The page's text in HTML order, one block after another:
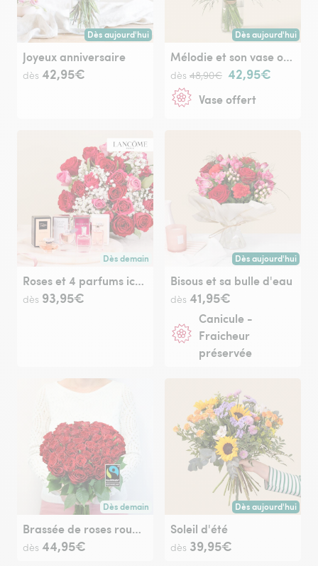
Dès aujourd'hui
Livraison dès aujourd'hui (pour toute commande passée
Joyeux anniversaire
dès 42,95€
Dès aujourd'hui
Livraison dès
Mélodie et son vase offert
dès 48,90€ 42,95€
Vase offert
Dès demain
Livraison dès demain (pour toute commande passée
Roses et 4 parfums iconiques Lancôme
dès 93,95€
Dès aujourd'hui
Livraison dès
Bisous et sa bulle d'eau
dès 41,95€
Canicule -
Fraicheur
préservée
Dès demain
Livraison dès demain (pour toute commande passée
Brassée de roses rouges Max Havelaar
dès 44,95€
Dès aujourd'hui
Livraison dès
Soleil d'été
dès 39,95€